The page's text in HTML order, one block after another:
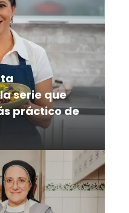
serie que
práctico de
cocinar debe
vida cada vez
chef
llega a
Pía, una